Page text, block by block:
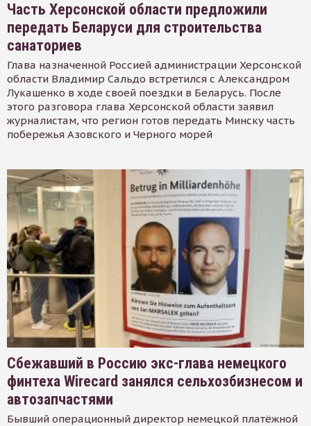
Часть Херсонской области предложили
передать Беларуси для строительства
санаториев
Глава назначенной Россией администрации Херсонской
области Владимир Сальдо встретился с Александром
Лукашенко в ходе своей поездки в Беларусь. После
этого разговора глава Херсонской области заявил
журналистам, что регион готов передать Минску часть
побережья Азовского и Черного морей
Сбежавший в Россию экс-глава немецкого
финтеха Wirecard занялся сельхозбизнесом и
автозапчастями
Бывший операционный директор немецкой платёжной